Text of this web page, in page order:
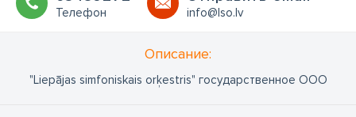
Телефон info@lso.lv
Oписание:
"Liepājas simfoniskais orķestris" государственное ООО